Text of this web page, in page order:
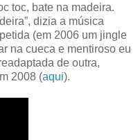
toc, bate na madeira.
dizia a música
(em 2006 um jingle
na cueca e mentiroso eu
de outra,
2008 (aqui).